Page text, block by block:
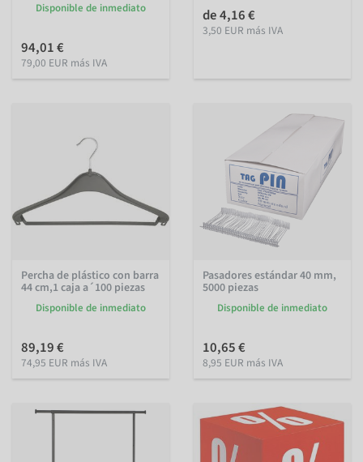
Disponible de inmediato
94,01 €
79,00 EUR más IVA
de 4,16 €
3,50 EUR más IVA
Percha de plástico con barra
44 cm,1 caja a´100 piezas
Disponible de inmediato
89,19 €
74,95 EUR más IVA
Pasadores estándar 40 mm,
5000 piezas
Disponible de inmediato
10,65 €
8,95 EUR más IVA